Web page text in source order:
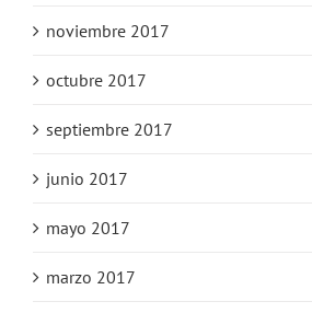
noviembre 2017
octubre 2017
septiembre 2017
junio 2017
mayo 2017
marzo 2017